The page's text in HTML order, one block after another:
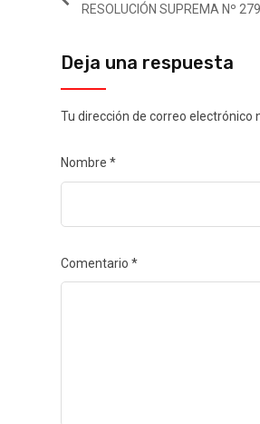
RESOLUCIÓN SUPREMA Nº
Deja una respuesta
Tu dirección de correo electrónico
Nombre *
Comentario *